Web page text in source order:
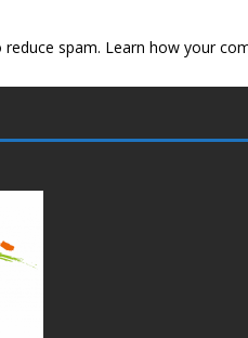
spam. Learn how your